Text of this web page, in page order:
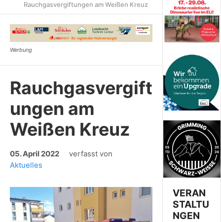
Rauchgasvergiftungen am Weißen Kreuz
Rauchgasvergift
ungen am
Weißen Kreuz
05. April 2022
verfasst von
Aktuelles
VERAN
STALTU
NGEN